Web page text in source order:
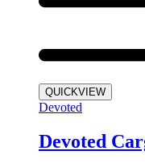
QUICKVIEW
Devoted
Devoted